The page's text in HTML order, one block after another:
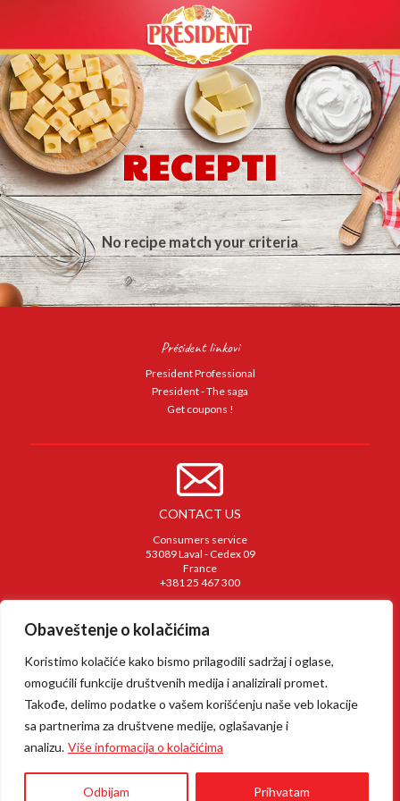
Obaveštenje o kolačićima
Koristimo kolačiće kako bismo prilagodili sadržaj i oglase,
omogućili funkcije društvenih medija i analizirali promet.
Takođe, delimo podatke o vašem korišćenju naše veb lokacije
sa partnerima za društvene medije, oglašavanje i
analizu. Više informacija o kolačićima
Odbijam Prihvatam
RECEPTI
No recipe match your criteria
Président linkovi
President Professional
President - The saga
Get coupons !
CONTACT US
Consumers service
53089 Laval - Cedex 09
France
+381 25 467 300
Privacy policy